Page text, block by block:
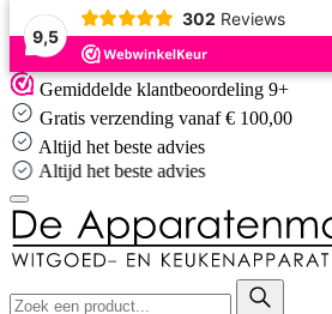
9,5
302 Reviews
Skip
to
content
Gemiddelde klantbeoordeling 9+
Gratis verzending vanaf € 100,00
Altijd het beste advies
Altijd het beste advies